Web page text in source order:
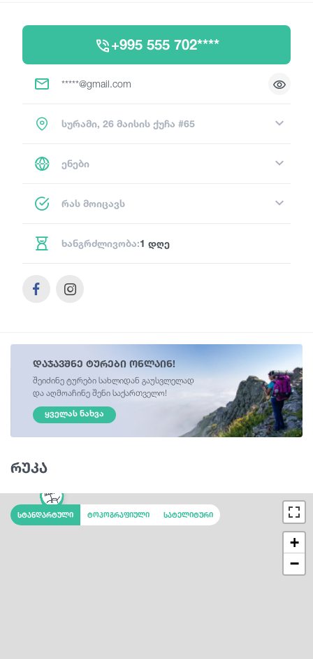
+995 555 702****
*****@gmail.com
სურამი, 26 მაისის ქუჩა #65
ენები
რას მოიცავს
ხანგრძლივობა:1 დღე
დაჯავშნე ტურები ონლაინ!
შეიძინე ტურები სახლიდან გაუსვლელად
და აღმოაჩინე შენი საქართველო!
ᲧᲕᲔᲚᲐᲡ ᲜᲐᲮᲕᲐ
რუკა
+
−
სტანდარტული ტოპოგრაფიული სატელიტური